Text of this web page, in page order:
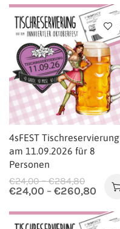
4sFEST Tischreservierung
am 11.09.2026 für 8
Personen
€24,00 –€284,80
€24,00 – €260,80